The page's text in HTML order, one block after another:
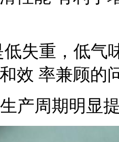
失重，低气
效 率兼顾的
产周期明显